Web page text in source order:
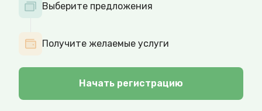
Выберите предложения
Получите желаемые услуги
Начать регистрацию